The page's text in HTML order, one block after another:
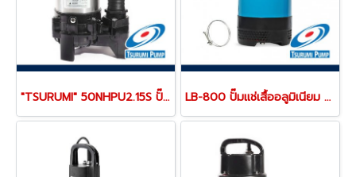
"TSURUMI" 50NHPU2.15S ปั๊มจุ่มสูบน้ำสะอาด ท่อ 2 นิ้ว (50 มม.) 150 แรงม้า ส่งสูง 2-5 เมตร 220V ตัวเรือนแสตนเลส 316L ทนทาน LB-800 ปั๊มแช่เสื้ออลูมิเนียม ท่อส่ง 3 นิ้ว ส่งสูง 10 เมตร 1 แรงม้า 1 เฟส 220V TSURUMI PUMP LB-Series